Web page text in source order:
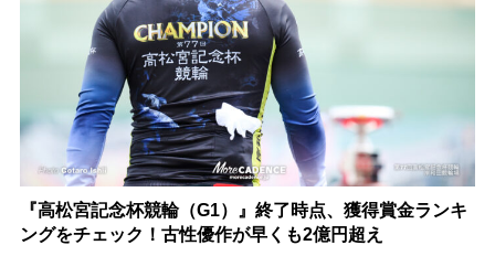
『高松宮記念杯競輪（G1）』終了時点、獲得賞金ランキ
ングをチェック！古性優作が早くも2億円超え